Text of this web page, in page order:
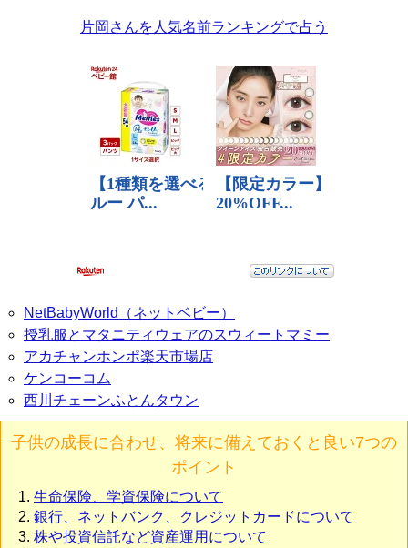
片岡さんを人気名前ランキングで占う
NetBabyWorld（ネットベビー）
授乳服とマタニティウェアのスウィートマミー
アカチャンホンポ楽天市場店
ケンコーコム
西川チェーンふとんタウン
子供の成長に合わせ、将来に備えておくと良い7つの
ポイント
生命保険、学資保険について
銀行、ネットバンク、クレジットカードについて
株や投資信託など資産運用について